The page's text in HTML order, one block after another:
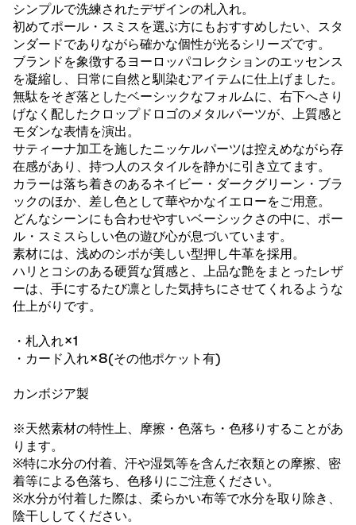
シンプルで洗練されたデザインの札入れ。
初めてポール・スミスを選ぶ方にもおすすめしたい、スタ
ンダードでありながら確かな個性が光るシリーズです。
ブランドを象徴するヨーロッパコレクションのエッセンス
を凝縮し、日常に自然と馴染むアイテムに仕上げました。
無駄をそぎ落としたベーシックなフォルムに、右下へさり
げなく配したクロップドロゴのメタルパーツが、上質感と
モダンな表情を演出。
サティーナ加工を施したニッケルパーツは控えめながら存
在感があり、持つ人のスタイルを静かに引き立てます。
カラーは落ち着きのあるネイビー・ダークグリーン・ブラ
ックのほか、差し色として華やかなイエローをご用意。
どんなシーンにも合わせやすいベーシックさの中に、ポー
ル・スミスらしい色の遊び心が息づいています。
素材には、浅めのシボが美しい型押し牛革を採用。
ハリとコシのある硬質な質感と、上品な艶をまとったレザ
ーは、手にするたび凛とした気持ちにさせてくれるような
仕上がりです。
・札入れ×1
・カード入れ×8(その他ポケット有)
カンボジア製
※天然素材の特性上、摩擦・色落ち・色移りすることがあ
ります。
※特に水分の付着、汗や湿気等を含んだ衣類との摩擦、密
着等による色落ち、色移りにご注意ください。
※水分が付着した際は、柔らかい布等で水分を取り除き、
陰干ししてください。